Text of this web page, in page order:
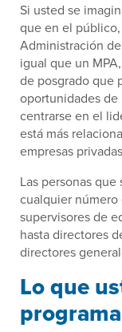
Si usted se
que en el
Administración
igual que un
de posgrado que
oportunidades de
centrarse en el
está más
empresas
Las personas
cualquier
supervisores de
hasta directores
directores
Lo que